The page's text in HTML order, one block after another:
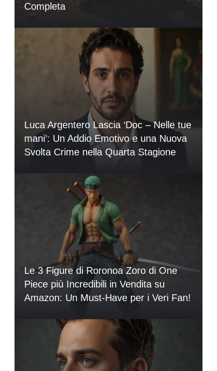
Completa
Luca Argentero Lascia ‘Doc – Nelle tue
mani’: Un Addio Emotivo e una Nuova
Svolta Crime nella Quarta Stagione
Le 3 Figure di Roronoa Zoro di One
Piece più Incredibili in Vendita su
Amazon: Un Must-Have per i Veri Fan!